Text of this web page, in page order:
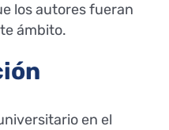
los autores fueran
ámbito.
en el